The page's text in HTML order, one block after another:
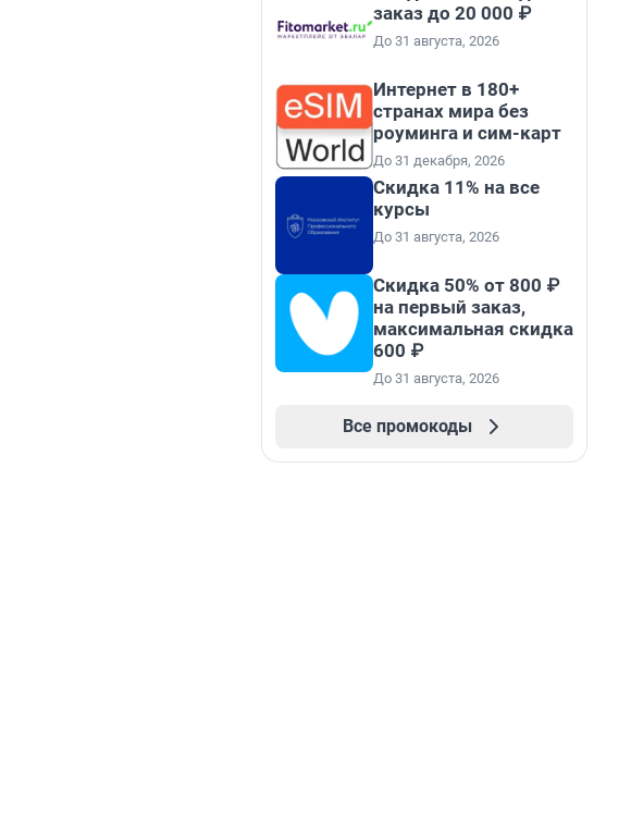
заказ до 20 000 ₽
До 31 августа, 2026
Интернет в 180+
странах мира без
роуминга и сим-карт
До 31 декабря, 2026
Скидка 11% на все
курсы
До 31 августа, 2026
Скидка 50% от 800 ₽
на первый заказ,
максимальная скидка
600 ₽
До 31 августа, 2026
Все промокоды